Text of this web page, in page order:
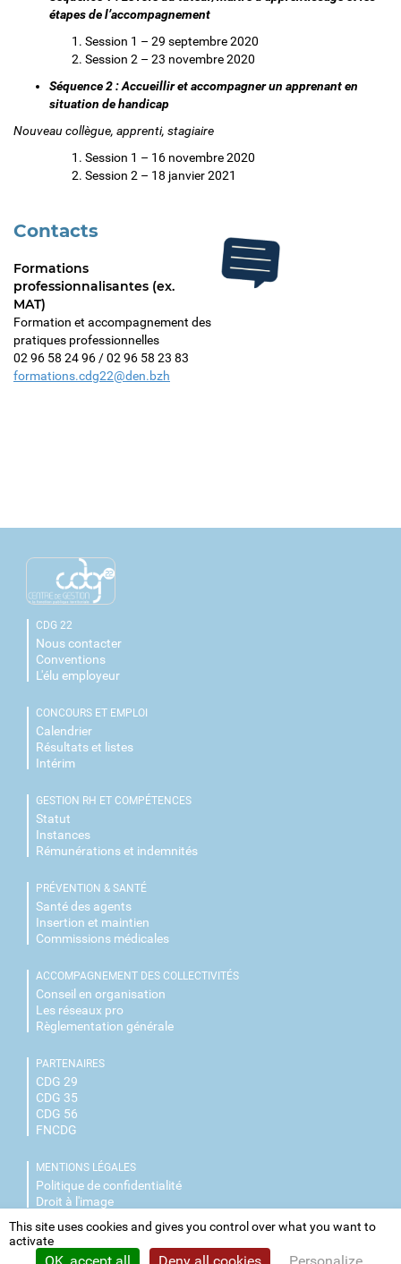
étapes de l’accompagnement
Session 1 – 29 septembre 2020
Session 2 – 23 novembre 2020
Séquence 2 :Accueillir et accompagner un apprenant en
situation de handicap
Nouveau collègue, apprenti, stagiaire
Session 1 – 16 novembre 2020
Session 2 – 18 janvier 2021
Contacts
Formations
professionnalisantes (ex.
MAT)
Formation et accompagnement des
pratiques professionnelles
02 96 58 24 96 / 02 96 58 23 83
formations.cdg22@den.bzh
CDG 22
Nous contacter
Conventions
L'élu employeur
CONCOURS ET EMPLOI
Calendrier
Résultats et listes
Intérim
GESTION RH ET COMPÉTENCES
Statut
Instances
Rémunérations et indemnités
PRÉVENTION & SANTÉ
Santé des agents
Insertion et maintien
Commissions médicales
ACCOMPAGNEMENT DES COLLECTIVITÉS
Conseil en organisation
Les réseaux pro
Règlementation générale
PARTENAIRES
CDG 29
CDG 35
CDG 56
FNCDG
MENTIONS LÉGALES
Politique de confidentialité
Droit à l'image
NOUS CONTACTER
Facebook
This site uses cookies and gives you control over what you want to
activate